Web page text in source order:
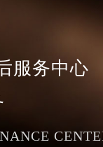
服务中心